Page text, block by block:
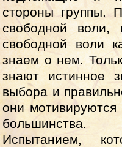
стороны группы.
свободной воли,
свободной воли
знаем о нем.
знают истинное
выбора и
они мотивируются
большинства.
Испытанием,